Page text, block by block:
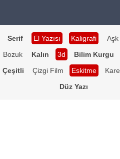
Serif El Yazısı Kaligrafi Aşk
Bozuk Kalın 3d Bilim Kurgu
Çeşitli Çizgi Film Eskitme Kare
Düz Yazı